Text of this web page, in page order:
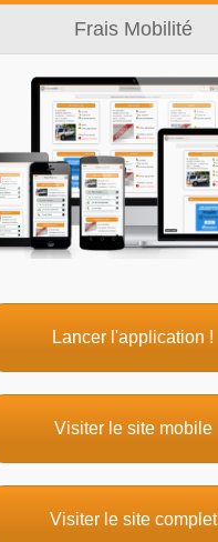
Frais Mobilité
Lancer l'application !
Visiter le site mobile
Visiter le site complet